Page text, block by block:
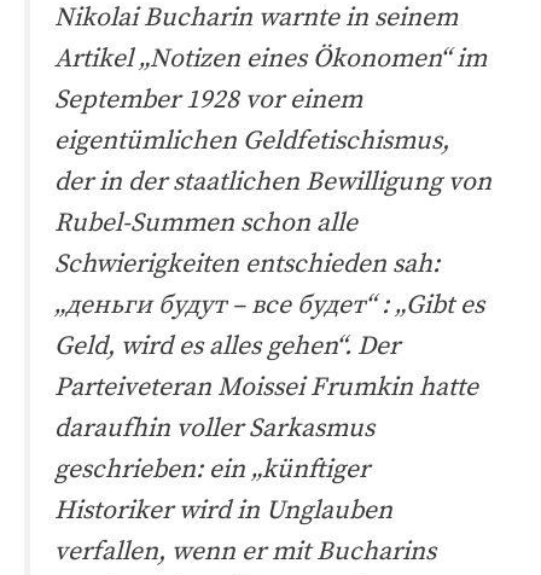
Nikolai Bucharin warnte in seinem
Artikel „Notizen eines Ökonomen“ im
September 1928 vor einem
eigentümlichen Geldfetischismus,
der in der staatlichen Bewilligung von
Rubel-Summen schon alle
Schwierigkeiten entschieden sah:
„деньги будут – все будет“ : „Gibt es
Geld, wird es alles gehen“. Der
Parteiveteran Moissei Frumkin hatte
daraufhin voller Sarkasmus
geschrieben: ein „künftiger
Historiker wird in Unglauben
verfallen, wenn er mit Bucharins